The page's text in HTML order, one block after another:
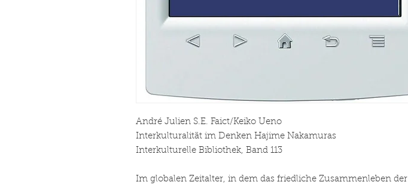
André Julien S.E. Faict/Keiko Ueno
Interkulturalität im Denken Hajime Nakamuras
Interkulturelle Bibliothek, Band 113
Im globalen Zeitalter, in dem das friedliche Zusammenleben der